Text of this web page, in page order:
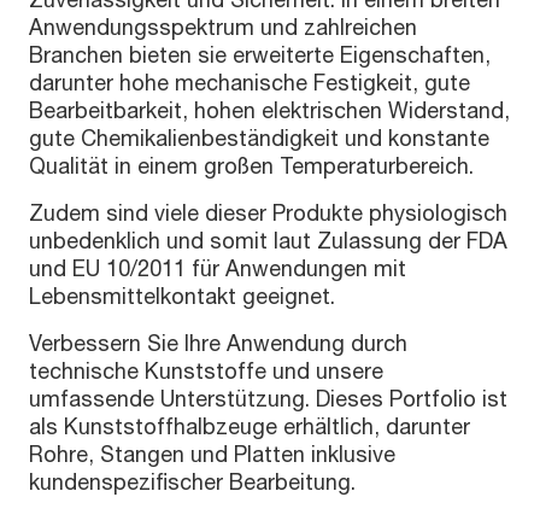
Anwendungsspektrum und zahlreichen
Branchen bieten sie erweiterte Eigenschaften,
darunter hohe mechanische Festigkeit, gute
Bearbeitbarkeit, hohen elektrischen Widerstand,
gute Chemikalienbeständigkeit und konstante
Qualität in einem großen Temperaturbereich.
Zudem sind viele dieser Produkte physiologisch
unbedenklich und somit laut Zulassung der FDA
und EU 10/2011 für Anwendungen mit
Lebensmittelkontakt geeignet.
Verbessern Sie Ihre Anwendung durch
technische Kunststoffe und unsere
umfassende Unterstützung. Dieses Portfolio ist
als Kunststoffhalbzeuge erhältlich, darunter
Rohre, Stangen und Platten inklusive
kundenspezifischer Bearbeitung.